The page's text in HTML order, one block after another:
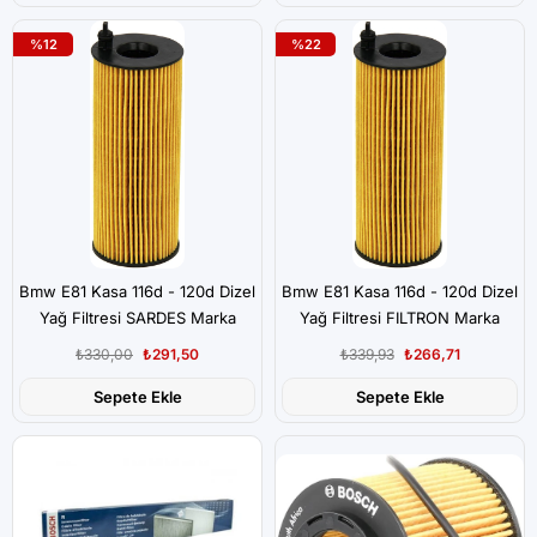
Bmw E81 Kasa 116d - 120d Dizel
Yağ Filtresi SARDES Marka
₺291,50
₺330,00
Sepete Ekle
%12
Bmw E81 Kasa 116d - 120d Dizel
Yağ Filtresi FILTRON Marka
₺266,71
₺339,93
Sepete Ekle
%22